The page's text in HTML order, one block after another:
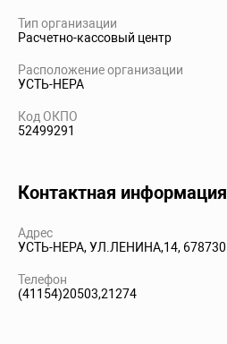
Тип организации
Расчетно-кассовый центр
Расположение организации
УСТЬ-НЕРА
Код ОКПО
52499291
Контактная информация
Адрес
УСТЬ-НЕРА, УЛ.ЛЕНИНА,14, 678730
Телефон
(41154)20503,21274